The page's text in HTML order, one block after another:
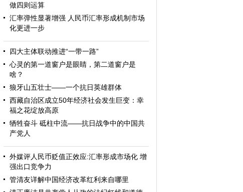
做四则运算
汇率弹性显著增强 人民币汇率形成机制市场
化更进一步
四大主体联动推进“一带一路”
心灵的第一道窗户是眼睛，第二道窗户是
啥？
狼牙山五壮士——一个抗日英雄群体
西藏自治区成立50年经济社会发生巨变：幸
福之花绽放高原
牺牲奋斗 砥柱中流——抗日战争中的中国共
产党人
外媒评人民币贬值正效应:汇率形成市场化 增
强出口竞争力
管清友详解中国经济改革红利来自哪里